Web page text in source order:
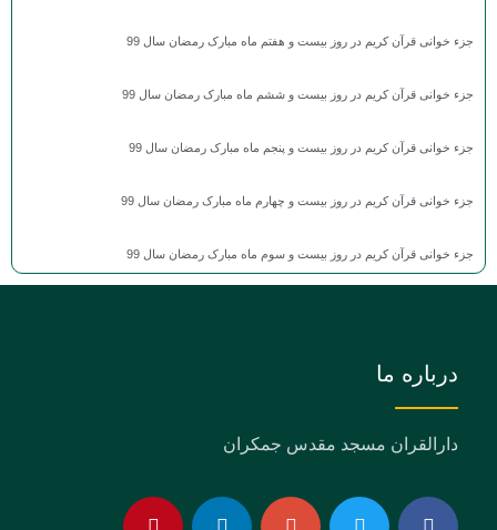
جزء خوانی قرآن کریم در روز بیست و هفتم ماه مبارک رمضان سال 99
جزء خوانی قرآن کریم در روز بیست و ششم ماه مبارک رمضان سال 99
جزء خوانی قرآن کریم در روز بیست و پنجم ماه مبارک رمضان سال 99
جزء خوانی قرآن کریم در روز بیست و چهارم ماه مبارک رمضان سال 99
جزء خوانی قرآن کریم در روز بیست و سوم ماه مبارک رمضان سال 99
درباره ما
دارالقران مسجد مقدس جمکران